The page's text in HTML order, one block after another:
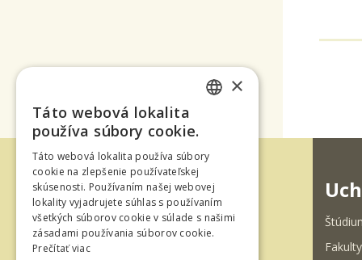
Fakulty
×
Táto webová lokalita
používa súbory cookie.
Táto webová lokalita používa súbory
cookie na zlepšenie používateľskej
skúsenosti. Používaním našej webovej
lokality vyjadrujete súhlas s používaním
všetkých súborov cookie v súlade s našimi
zásadami používania súborov cookie.
Prečítať viac